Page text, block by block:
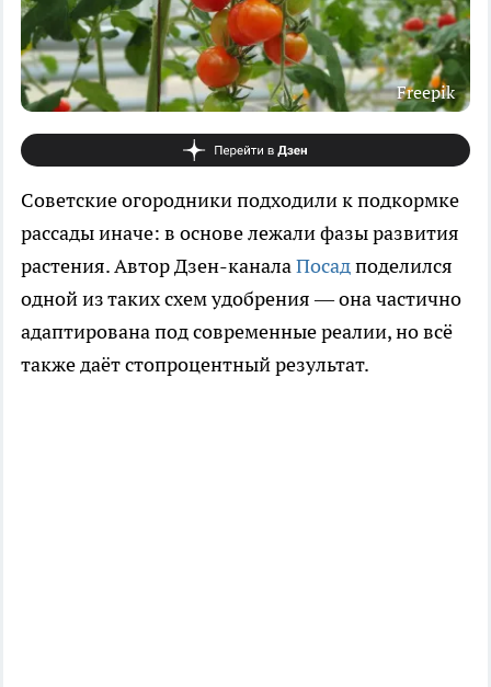
Freepik
Советские огородники подходили к подкормке
рассады иначе: в основе лежали фазы развития
растения. Автор Дзен-каналаПосадподелился
одной из таких схем удобрения — она частично
адаптирована под современные реалии, но всё
также даёт стопроцентный результат.